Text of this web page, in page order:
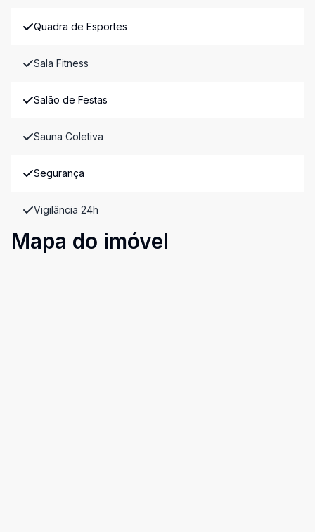
Quadra de Esportes
Sala Fitness
Salão de Festas
Sauna Coletiva
Segurança
Vigilância 24h
Mapa do imóvel